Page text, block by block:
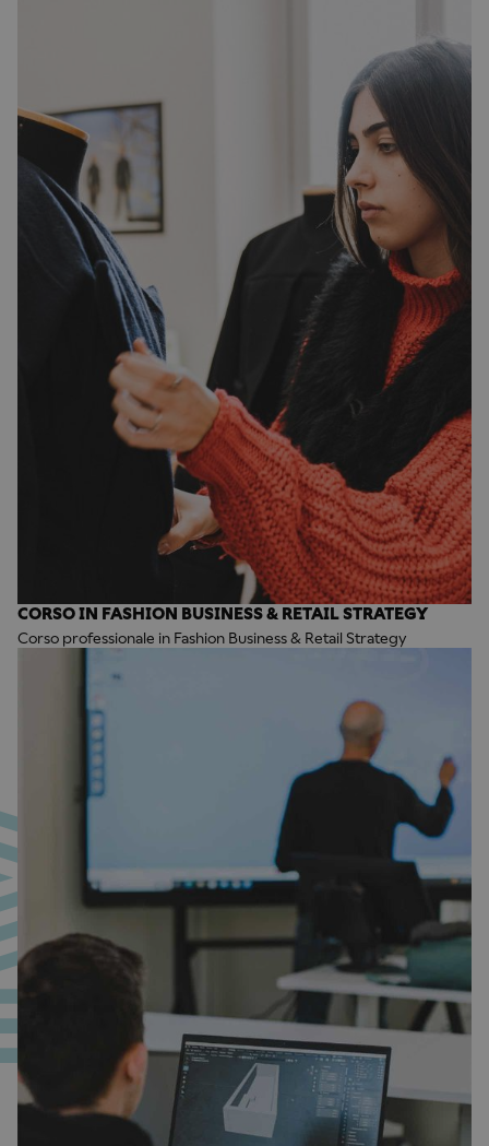
CORSO IN FASHION BUSINESS & RETAIL STRATEGY
Corso professionale in Fashion Business & Retail Strategy